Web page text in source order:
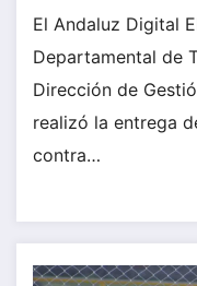
El Andaluz Digital
Departamental de
Dirección de
realizó la entrega
contra…